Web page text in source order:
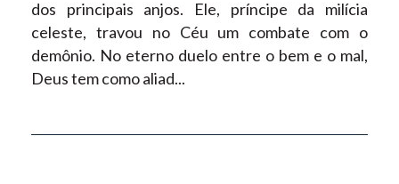
dos principais anjos. Ele, príncipe da milícia
celeste, travou no Céu um combate com o
demônio. No eterno duelo entre o bem e o mal,
Deus tem como aliad...